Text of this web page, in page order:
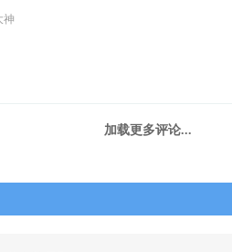
神
加载更多评论...